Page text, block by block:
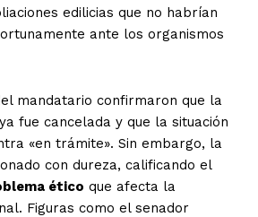
edilicias que no habrían
ante los organismos
mandatario confirmaron que la
fue cancelada y que la situación
«en trámite». Sin embargo, la
con dureza, calificando el
ético que afecta la
Figuras como el senador